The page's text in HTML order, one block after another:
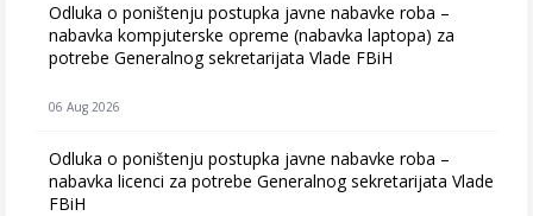
Odluka o poništenju postupka javne nabavke roba –
nabavka kompjuterske opreme (nabavka laptopa) za
potrebe Generalnog sekretarijata Vlade FBiH
06 Aug 2026
Odluka o poništenju postupka javne nabavke roba –
nabavka licenci za potrebe Generalnog sekretarijata Vlade
FBiH